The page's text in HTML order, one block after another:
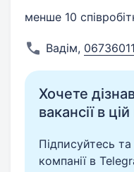
менше 10
Вадім,
Хочете
вакансії в
Підписуйтесь та
компанії в